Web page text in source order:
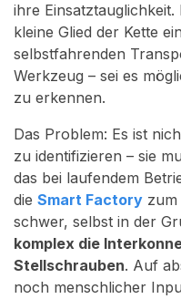
ihre
kleine Glied der Kette
selbstfahrenden
Werkzeug – sei es
zu erkennen.
Das Problem: Es ist
zu identifizieren – sie
das bei laufendem
die Smart Factory
schwer, selbst in der
komplex die
Stellschrauben. Auf
noch menschlicher